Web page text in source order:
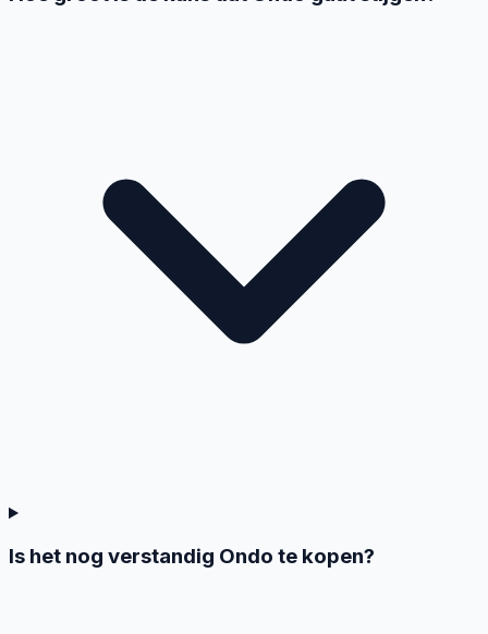
Is het nog verstandig Ondo te kopen?